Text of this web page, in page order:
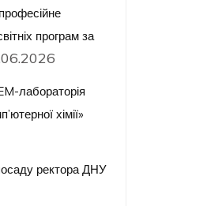
програм за
лабораторія
хімії»
ректора ДНУ